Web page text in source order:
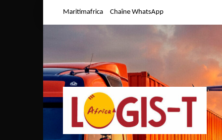
Maritimafrica Chaîne WhatsApp